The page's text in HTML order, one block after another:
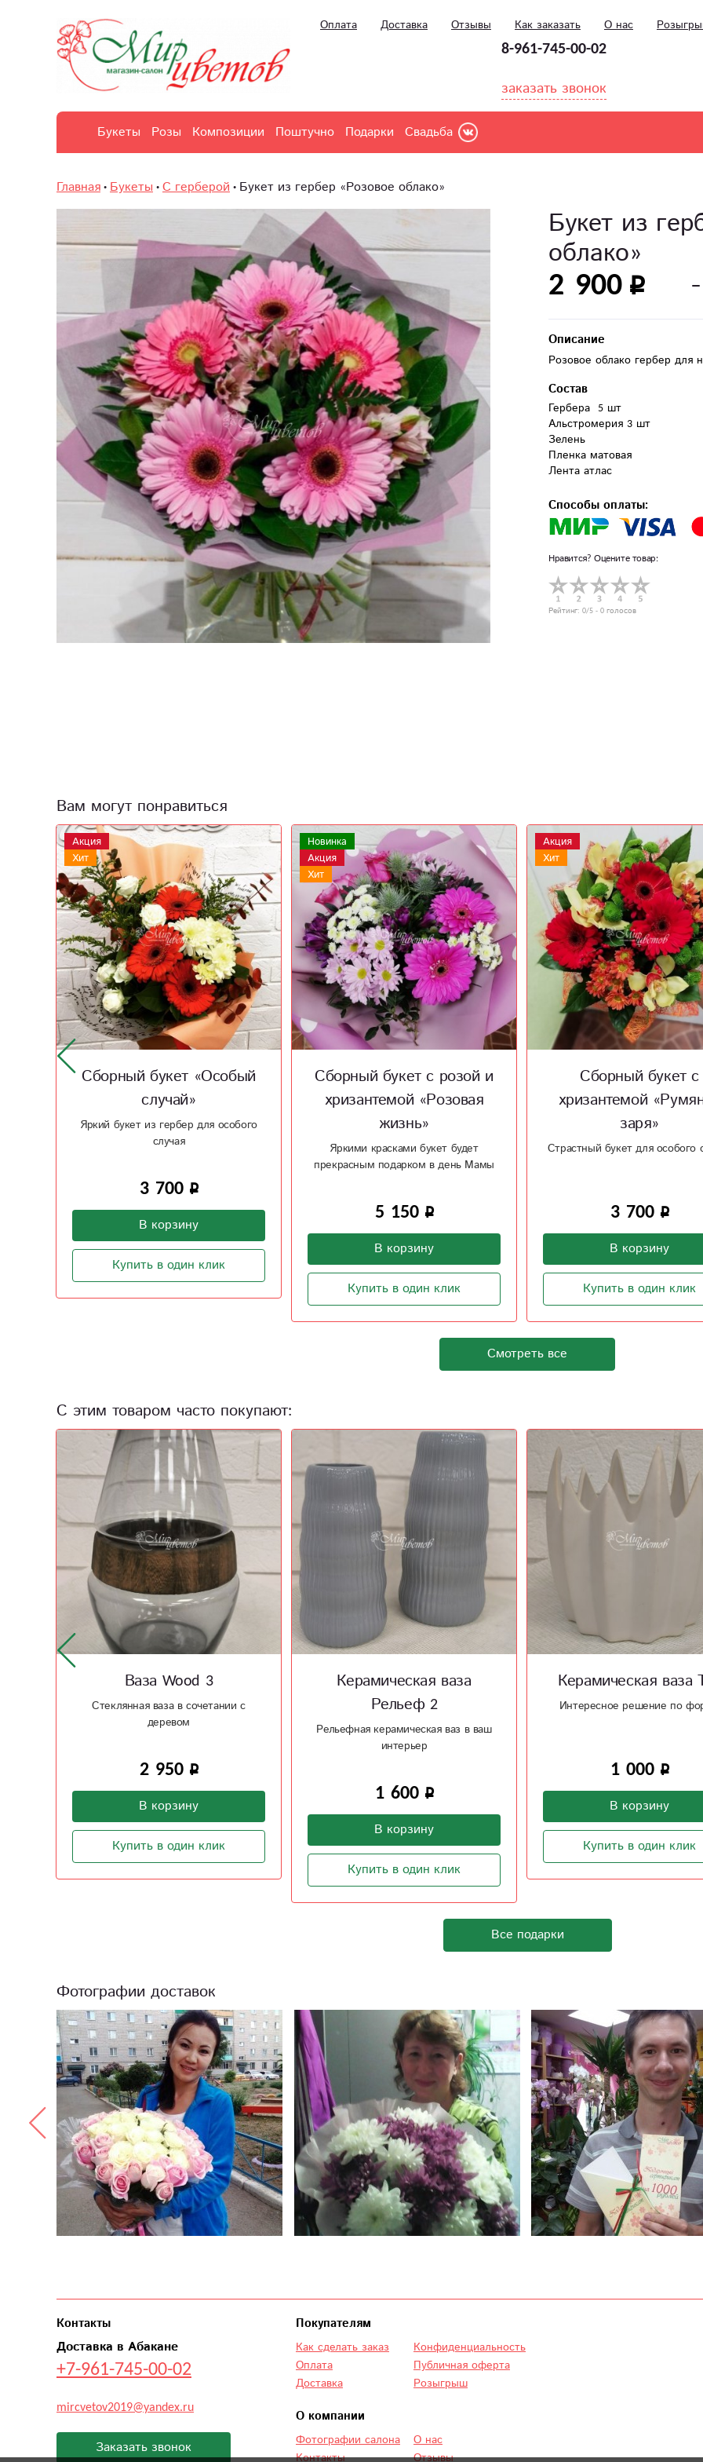
Оплата Доставка Отзывы Как заказать О нас
8-961-745-00-02
заказать звонок
Букеты Розы Композиции Поштучно Подарки Свадьба
Главная Букеты С герберой Букет из гербер «Розовое облако»
Букет из
облако»
2 900
Описание
Розовое облако гербер для
Состав
Гербера  5 шт
Альстромерия 3 шт
Зелень
Пленка матовая
Лента атлас
Способы оплаты:
Нравится? Оцените товар:
Рейтинг: 0/5 - 0 голосов
Вам могут понравиться
Новинка
Акция
Хит
Сборный букет с розой и
хризантемой «Розовая
жизнь»
Яркими красками букет будет
5 150
В корзину
Акция
Хит
Сборный букет с
хризантемой «Румяная
заря»
Страстный букет для особого случая
3 700
В корзину
Купить в один клик
Новинка
Акция
Букет из хризантем,
альстромерий и
«Прекрасная дама»
Букет из герберы,
3 900
В корзину
Купить в один клик
Смотреть все
С этим товаром часто покупают:
Керамическая ваза
Рельеф 2
Рельефная керамическая ваз в ваш
1 600
В корзину
Керамическая ваза Тор
Интересное решение по форме
Купить в один клик
Ваза Wood 4
Изысканное сочетание
2 300
В корзину
Купить в один клик
Все подарки
Фотографии доставок
Контакты
Доставка в Абакане
+7-961-745-00-02
mircvetov2019@yandex.ru
Заказать звонок
Покупателям
Как сделать заказ
Оплата
Доставка
Конфиденциальность
Публичная оферта
Розыгрыш
О компании
Фотографии салона
Контакты
О нас
Отзывы